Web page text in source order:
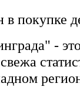
в покупке
-